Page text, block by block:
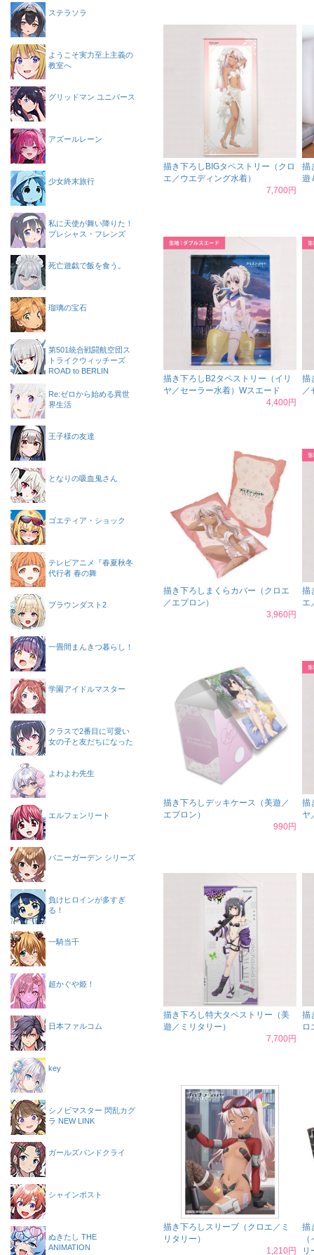
描き下ろしBIGタペストリー（クロ
エ／ウエディング水着）
7,700円
描
遊
描き下ろしB2タペストリー（イリ
ヤ／セーラー水着）Wスエード
4,400円
描
／
描き下ろしまくらカバー（クロエ
／エプロン）
3,960円
描
エ
描き下ろしデッキケース（美遊／
エプロン）
990円
描
ヤ
描き下ろし特大タペストリー（美
遊／ミリタリー）
7,700円
描
ロ
描き下ろしスリーブ（クロエ／ミ
リタリー）
1,210円
描
リ
ステラソラ
ようこそ実力至上主義の
教室へ
グリッドマン ユニバース
アズールレーン
少女終末旅行
私に天使が舞い降りた！
プレシャス・フレンズ
死亡遊戯で飯を食う。
瑠璃の宝石
第501統合戦闘航空団ス
トライクウィッチーズ
ROAD to BERLIN
Re:ゼロから始める異世
界生活
王子様の友達
となりの吸血鬼さん
ゴエティア・ショック
テレビアニメ『春夏秋冬
代行者 春の舞
ブラウンダスト2
一畳間まんきつ暮らし！
学園アイドルマスター
クラスで2番目に可愛い
女の子と友だちになった
よわよわ先生
エルフェンリート
バニーガーデン シリーズ
負けヒロインが多すぎ
る！
一騎当千
超かぐや姫！
日本ファルコム
key
シノビマスター 閃乱カグ
ラ NEW LINK
ガールズバンドクライ
シャインポスト
ぬきたし THE
ANIMATION